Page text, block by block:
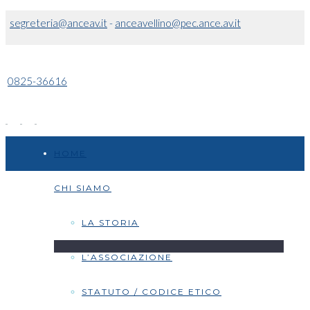
segreteria@anceav.it- anceavellino@pec.ance.av.it
0825-36616
CHI SIAMO
LA STORIA
L’ASSOCIAZIONE
STATUTO / CODICE ETICO